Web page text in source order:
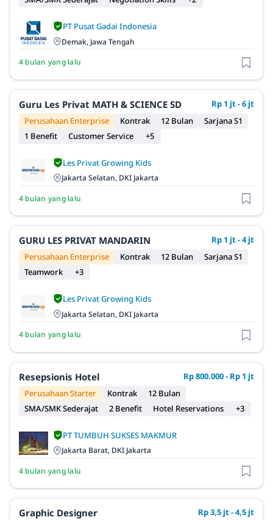
PT Pusat Gadai Indonesia
Demak, Jawa Tengah
4 bulan yang lalu
Guru Les Privat MATH & SCIENCE SD
Rp 1 jt - 6 jt
Perusahaan Enterprise
Kontrak 12 Bulan
Sarjana S1
1 Benefit
Customer Service +5
Les Privat Growing Kids
Jakarta Selatan, DKI Jakarta
4 bulan yang lalu
GURU LES PRIVAT MANDARIN
Rp 1 jt - 4 jt
Perusahaan Enterprise
Kontrak 12 Bulan
Sarjana S1
Teamwork
+3
Les Privat Growing Kids
Jakarta Selatan, DKI Jakarta
4 bulan yang lalu
Resepsionis Hotel
Rp 800.000 - Rp 1 jt
Perusahaan Starter
Kontrak
12 Bulan
SMA/SMK Sederajat
2 Benefit Hotel Reservations +3
PT TUMBUH SUKSES MAKMUR
Jakarta Barat, DKI Jakarta
4 bulan yang lalu
Graphic Designer
Rp 3,5 jt - 4,5 jt